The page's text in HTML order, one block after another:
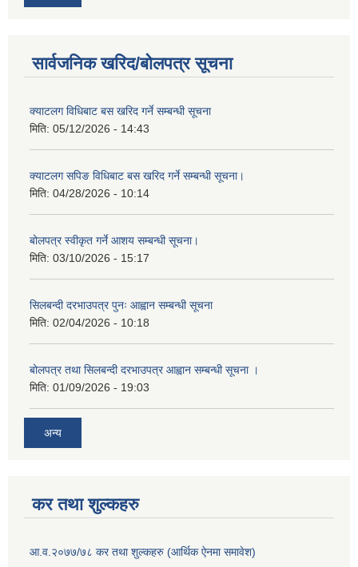
सार्वजनिक खरिद/बोलपत्र सूचना
क्याटलग विधिबाट बस खरिद गर्ने सम्बन्धी सूचना
मिति: 05/12/2026 - 14:43
क्याटलग सपिङ विधिबाट बस खरिद गर्ने सम्बन्धी सूचना।
मिति: 04/28/2026 - 10:14
बोलपत्र स्वीकृत गर्ने आशय सम्बन्धी सूचना।
मिति: 03/10/2026 - 15:17
सिलबन्दी दरभाउपत्र पुनः आह्वान सम्बन्धी सूचना
मिति: 02/04/2026 - 10:18
बोलपत्र तथा सिलबन्दी दरभाउपत्र आह्वान सम्बन्धी सूचना ।
मिति: 01/09/2026 - 19:03
अन्य
कर तथा शुल्कहरु
आ.व.२०७७/७८ कर तथा शुल्कहरु (आर्थिक ऐनमा समावेश)